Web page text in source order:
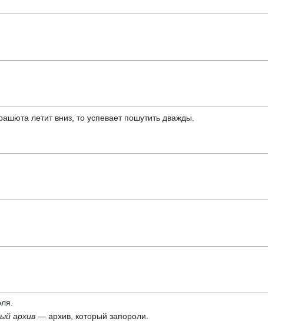
летит вниз, то успевает пошутить дважды.
архив— архив, который запороли.